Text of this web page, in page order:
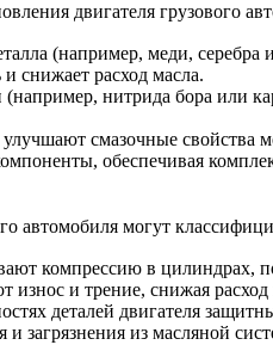
двигателя грузового
(например, меди,
снижает расход масла.
нитрида бора или
смазочные свойства
обеспечивая
автомобиля могут
компрессию в цилиндрах,
износ и трение, снижая расход
деталей двигателя
загрязнения из масляной